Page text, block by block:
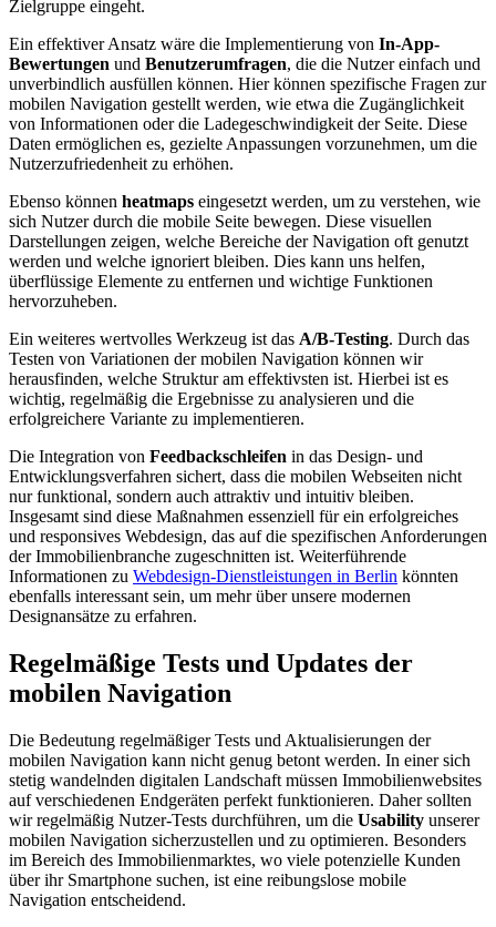
Zielgruppe eingeht.
Ein effektiver Ansatz wäre die Implementierung von In-App-
Bewertungen und Benutzerumfragen, die die Nutzer einfach und
unverbindlich ausfüllen können. Hier können spezifische Fragen zur
mobilen Navigation gestellt werden, wie etwa die Zugänglichkeit
von Informationen oder die Ladegeschwindigkeit der Seite. Diese
Daten ermöglichen es, gezielte Anpassungen vorzunehmen, um die
Nutzerzufriedenheit zu erhöhen.
Ebenso können heatmaps eingesetzt werden, um zu verstehen, wie
sich Nutzer durch die mobile Seite bewegen. Diese visuellen
Darstellungen zeigen, welche Bereiche der Navigation oft genutzt
werden und welche ignoriert bleiben. Dies kann uns helfen,
überflüssige Elemente zu entfernen und wichtige Funktionen
hervorzuheben.
Ein weiteres wertvolles Werkzeug ist das A/B-Testing. Durch das
Testen von Variationen der mobilen Navigation können wir
herausfinden, welche Struktur am effektivsten ist. Hierbei ist es
wichtig, regelmäßig die Ergebnisse zu analysieren und die
erfolgreichere Variante zu implementieren.
Die Integration von Feedbackschleifen in das Design- und
Entwicklungsverfahren sichert, dass die mobilen Webseiten nicht
nur funktional, sondern auch attraktiv und intuitiv bleiben.
Insgesamt sind diese Maßnahmen essenziell für ein erfolgreiches
und responsives Webdesign, das auf die spezifischen Anforderungen
der Immobilienbranche zugeschnitten ist. Weiterführende
Informationen zu Webdesign-Dienstleistungen in Berlin könnten
ebenfalls interessant sein, um mehr über unsere modernen
Designansätze zu erfahren.
Regelmäßige Tests und Updates der
mobilen Navigation
Die Bedeutung regelmäßiger Tests und Aktualisierungen der
mobilen Navigation kann nicht genug betont werden. In einer sich
stetig wandelnden digitalen Landschaft müssen Immobilienwebsites
auf verschiedenen Endgeräten perfekt funktionieren. Daher sollten
wir regelmäßig Nutzer-Tests durchführen, um die Usability unserer
mobilen Navigation sicherzustellen und zu optimieren. Besonders
im Bereich des Immobilienmarktes, wo viele potenzielle Kunden
über ihr Smartphone suchen, ist eine reibungslose mobile
Navigation entscheidend.